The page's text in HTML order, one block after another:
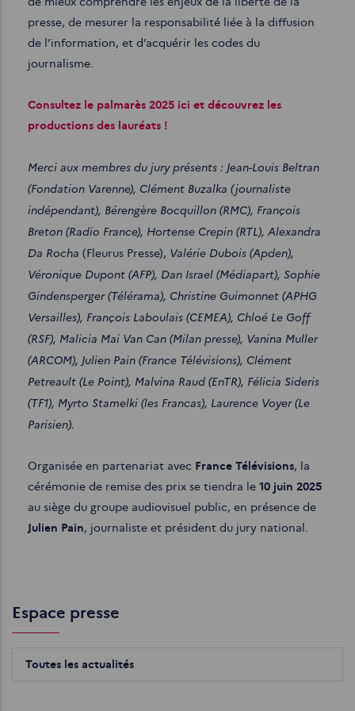
presse, de mesurer la responsabilité liée à la diffusion
de l’information, et d’acquérir les codes du
journalisme.
Consultez le palmarès 2025 ici et découvrez les
productions des lauréats !
Merci aux membres du jury présents : Jean-Louis Beltran
(Fondation Varenne), Clément Buzalka (journaliste
indépendant), Bérengère Bocquillon (RMC), François
Breton (Radio France), Hortense Crepin (RTL), Alexandra
Da Rocha (Fleurus Presse), Valérie Dubois (Apden),
Véronique Dupont (AFP), Dan Israel (Médiapart), Sophie
Gindensperger (Télérama), Christine Guimonnet (APHG
Versailles), François Laboulais (CEMEA), Chloé Le Goff
(RSF), Malicia Mai Van Can (Milan presse), Vanina Muller
(ARCOM), Julien Pain (France Télévisions), Clément
Petreault (Le Point), Malvina Raud (EnTR), Félicia Sideris
(TF1), Myrto Stamelki (les Francas), Laurence Voyer (Le
Parisien).
Organisée en partenariat avec France Télévisions, la
cérémonie de remise des prix se tiendra le 10 juin 2025
au siège du groupe audiovisuel public, en présence de
Julien Pain, journaliste et président du jury national.
Espace presse
Toutes les actualités